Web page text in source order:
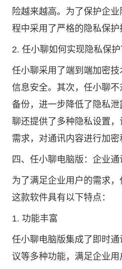
险越来越高。为了保护企
程中采用了严格的隐私保护
2. 任小聊如何实现隐私保护
任小聊采用了端到端加密
信息安全。其次，任小聊
备份，进一步降低了隐私
聊还提供了多种隐私设置
需求，对通讯内容进行加密
四、任小聊电脑版：企业
为了满足企业用户的需求，
这款软件具有以下特点：
1. 功能丰富
任小聊电脑版集成了即时
议等多种功能，满足企业用